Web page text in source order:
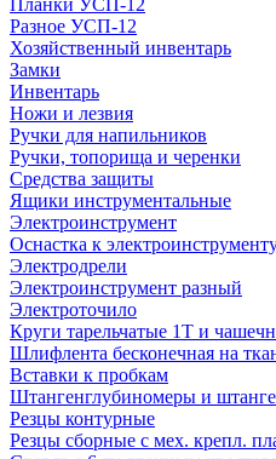
Планки УСП-12
Разное УСП-12
Хозяйственный инвентарь
Замки
Инвентарь
Ножи и лезвия
Ручки для напильников
Ручки, топорища и черенки
Средства защиты
Ящики инструментальные
Электроинструмент
Оснастка к
Электродрели
Электроинструмент разный
Электроточило
Круги тарельчатые 1Т и
Шлифлента бесконечная на
Вставки к пробкам
Штангенглубиномеры и
Резцы контурные
Резцы сборные с мех. крепл.